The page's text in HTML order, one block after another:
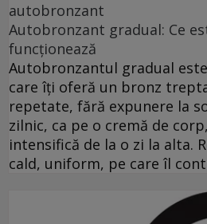
autobronzant
Autobronzant gradual: Ce
funcționează
Autobronzantul gradual
care îți oferă un bronz
repetate, fără expunere la
zilnic, ca pe o cremă de
intensifică de la o zi la alta.
cald, uniform, pe care îl